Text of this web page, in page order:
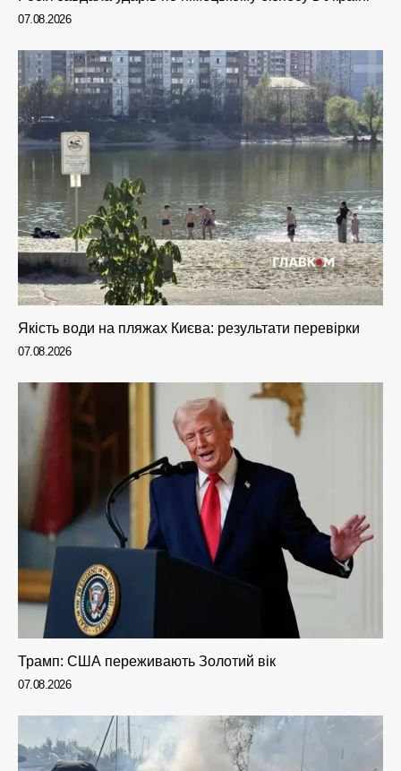
07.08.2026
Якість води на пляжах Києва: результати перевірки
07.08.2026
Трамп: США переживають Золотий вік
07.08.2026